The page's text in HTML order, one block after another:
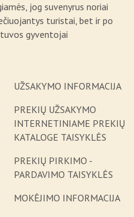
jog suvenyrus noriai
turistai, bet ir po
gyventojai
UŽSAKYMO INFORMACIJA
PREKIŲ UŽSAKYMO
INTERNETINIAME PREKIŲ
KATALOGE TAISYKLĖS
PREKIŲ PIRKIMO -
PARDAVIMO TAISYKLĖS
MOKĖJIMO INFORMACIJA